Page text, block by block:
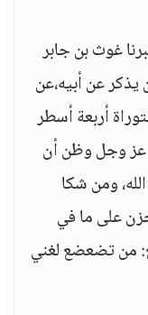
غوث بن جابر
بن ⦗٧٢⦘ صفوان يذكر عن أبيه،عن
أربعة أسطر
عز وجل وظن أن
ومن شكا
على ما في
من تضعضع لغني